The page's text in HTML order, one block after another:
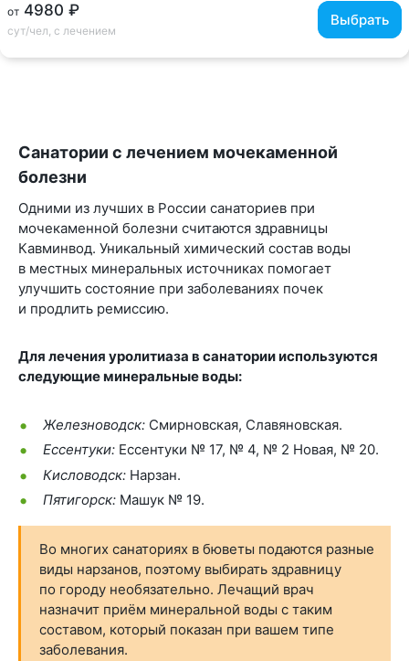
от 4980 ₽
сут/чел, с лечением
Выбрать
Санатории с лечением мочекаменной
болезни
Одними из лучших в России санаториев при
мочекаменной болезни считаются здравницы
Кавминвод. Уникальный химический состав воды
в местных минеральных источниках помогает
улучшить состояние при заболеваниях почек
и продлить ремиссию.
Для лечения уролитиаза в санатории используются
следующие минеральные воды:
Железноводск: Смирновская, Славяновская.
Ессентуки: Ессентуки № 17, № 4, № 2 Новая, № 20.
Кисловодск: Нарзан.
Пятигорск: Машук № 19.
Во многих санаториях в бюветы подаются разные
виды нарзанов, поэтому выбирать здравницу
по городу необязательно. Лечащий врач
назначит приём минеральной воды с таким
составом, который показан при вашем типе
заболевания.